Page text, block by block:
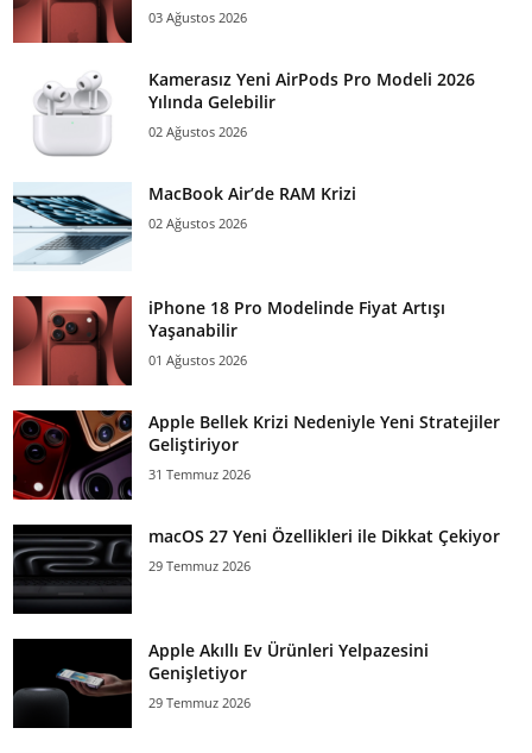
03 Ağustos 2026
Kamerasız Yeni AirPods Pro Modeli 2026
Yılında Gelebilir
02 Ağustos 2026
MacBook Air’de RAM Krizi
02 Ağustos 2026
iPhone 18 Pro Modelinde Fiyat Artışı
Yaşanabilir
01 Ağustos 2026
Apple Bellek Krizi Nedeniyle Yeni Stratejiler
Geliştiriyor
31 Temmuz 2026
macOS 27 Yeni Özellikleri ile Dikkat Çekiyor
29 Temmuz 2026
Apple Akıllı Ev Ürünleri Yelpazesini
Genişletiyor
29 Temmuz 2026